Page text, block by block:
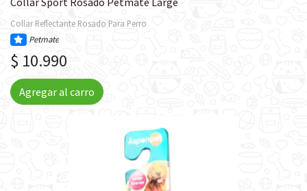
Collar Reflectante Rosado Para Perro
Petmate
$ 10.990
Agregar al carro